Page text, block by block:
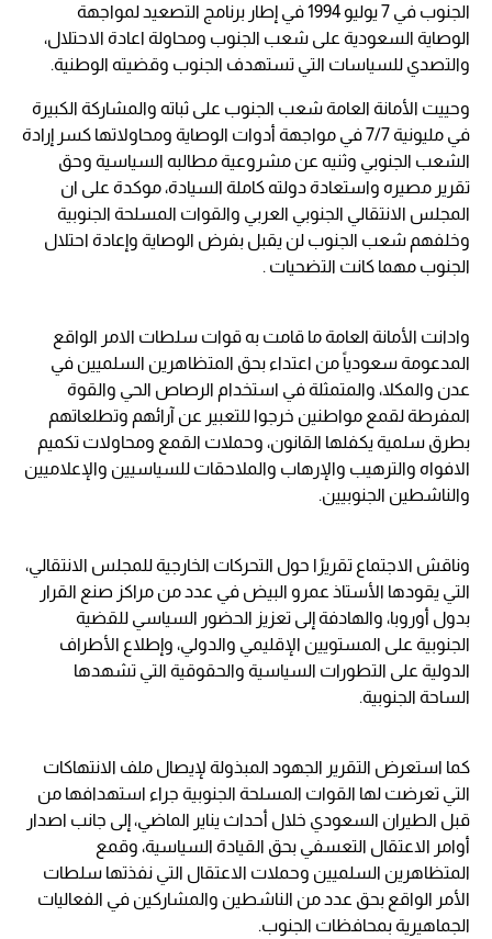
الجنوب في 7 يوليو 1994 في إطار برنامج التصعيد لمواجهة
الوصاية السعودية على شعب الجنوب ومحاولة اعادة الاحتلال،
والتصدي للسياسات التي تستهدف الجنوب وقضيته الوطنية.
وحييت الأمانة العامة شعب الجنوب على ثباته والمشاركة الكبيرة
في مليونية 7/7 في مواجهة أدوات الوصاية ومحاولاتها كسر إرادة
الشعب الجنوبي وثنيه عن مشروعية مطالبه السياسية وحق
تقرير مصيره واستعادة دولته كاملة السيادة، موكدة على ان
المجلس الانتقالي الجنوبي العربي والقوات المسلحة الجنوبية
وخلفهم شعب الجنوب لن يقبل بفرض الوصاية وإعادة احتلال
الجنوب مهما كانت التضحيات .
وادانت الأمانة العامة ما قامت به قوات سلطات الامر الواقع
المدعومة سعودياً من اعتداء بحق المتظاهرين السلميين في
عدن والمكلا، والمتمثلة في استخدام الرصاص الحي والقوة
المفرطة لقمع مواطنين خرجوا للتعبير عن آرائهم وتطلعاتهم
بطرق سلمية يكفلها القانون، وحملات القمع ومحاولات تكميم
الافواه والترهيب والإرهاب والملاحقات للسياسيين والإعلاميين
والناشطين الجنوبيين.
وناقش الاجتماع تقريرًا حول التحركات الخارجية للمجلس الانتقالي،
التي يقودها الأستاذ عمرو البيض في عدد من مراكز صنع القرار
بدول أوروبا، والهادفة إلى تعزيز الحضور السياسي للقضية
الجنوبية على المستويين الإقليمي والدولي، وإطلاع الأطراف
الدولية على التطورات السياسية والحقوقية التي تشهدها
الساحة الجنوبية.
كما استعرض التقرير الجهود المبذولة لإيصال ملف الانتهاكات
التي تعرضت لها القوات المسلحة الجنوبية جراء استهدافها من
قبل الطيران السعودي خلال أحداث يناير الماضي، إلى جانب اصدار
أوامر الاعتقال التعسفي بحق القيادة السياسية، وقمع
المتظاهرين السلميين وحملات الاعتقال التي نفذتها سلطات
الأمر الواقع بحق عدد من الناشطين والمشاركين في الفعاليات
الجماهيرية بمحافظات الجنوب.